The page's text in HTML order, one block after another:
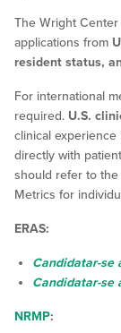
The Wright
applications from
resident status,
For international
required. U.S.
clinical
directly with
should refer to the
Metrics for
ERAS:
Candidatar-se
Candidatar-se
NRMP: